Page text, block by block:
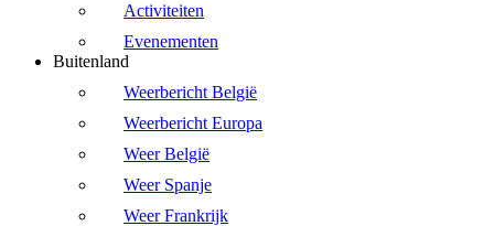
Activiteiten
Evenementen
Buitenland
Weerbericht België
Weerbericht Europa
Weer België
Weer Spanje
Weer Frankrijk